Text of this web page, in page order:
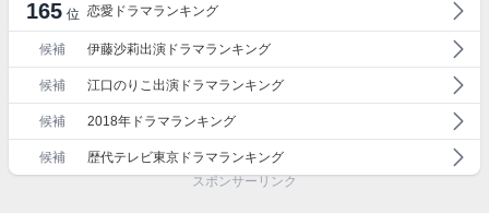
165 位 恋愛ドラマランキング
候補 伊藤沙莉出演ドラマランキング
候補 江口のりこ出演ドラマランキング
候補 2018年ドラマランキング
候補
歴代テレビ東京ドラマランキング
スポンサーリンク